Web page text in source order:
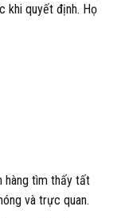
khi quyết định. Họ
hàng tìm thấy tất
và trực quan.